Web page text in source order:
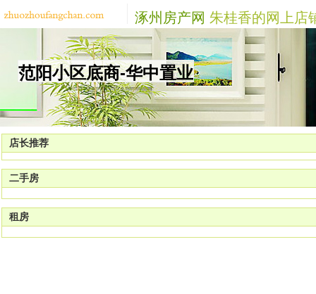
涿州房产网 朱桂香的网上店
范阳小区底商-华中置业
店长推荐
二手房
租房